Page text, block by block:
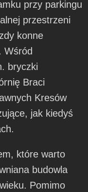
przy parkingu
przestrzeni
konne
Wśród
bryczki
Braci
Kresów
jak kiedyś
które warto
budowla
Pomimo